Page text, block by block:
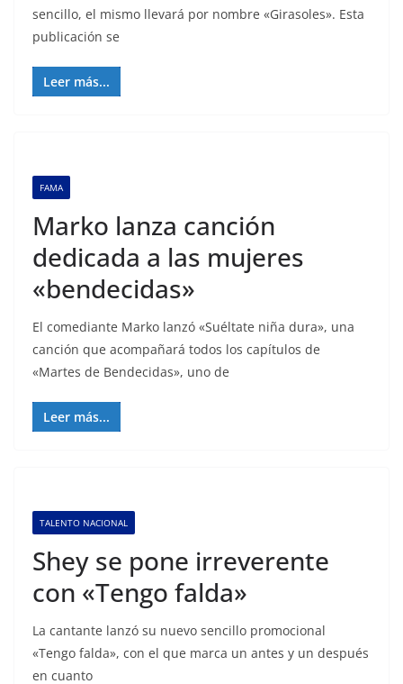
sencillo, el mismo llevará por nombre «Girasoles». Esta
publicación se
Leer más...
FAMA
Marko lanza canción
dedicada a las mujeres
«bendecidas»
El comediante Marko lanzó «Suéltate niña dura», una
canción que acompañará todos los capítulos de
«Martes de Bendecidas», uno de
Leer más...
TALENTO NACIONAL
Shey se pone irreverente
con «Tengo falda»
La cantante lanzó su nuevo sencillo promocional
«Tengo falda», con el que marca un antes y un después
en cuanto